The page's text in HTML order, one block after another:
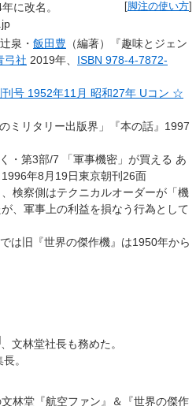
脚注の使い方
に改名。
辻泉・ 飯田豊 （編著）『趣味とジェン
弓社 2019年、 ISBN 978-4-7872-
号 1952年11月 昭和27年 Uコン ☆
ミリタリー出版界」『本の話』1997
・第3部/7 「軍事機密」が買える あ
年8月19日東京朝刊26面
検察側はテクニカルオーダーが「機
、軍事上の利益を損なう行為として
は旧『世界の傑作機』は1950年から
、文林堂社長も務めた。
。
林堂『航空ファン』＆『世界の傑作